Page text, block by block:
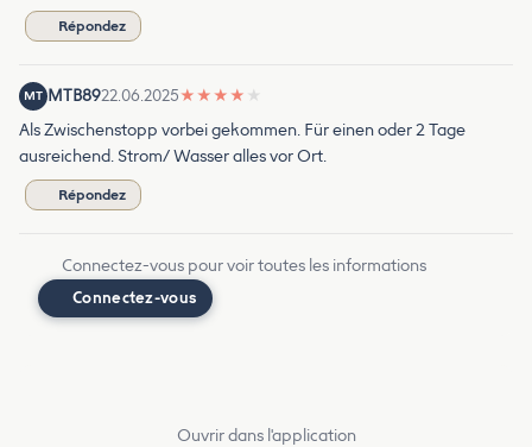
Répondez
MT MTB8922.06.2025★ ★ ★ ★ ★
Als Zwischenstopp vorbei gekommen. Für einen oder 2 Tage
ausreichend. Strom/ Wasser alles vor Ort.
Répondez
Connectez-vous pour voir toutes les informations
Connectez-vous
Ouvrir dans l'application